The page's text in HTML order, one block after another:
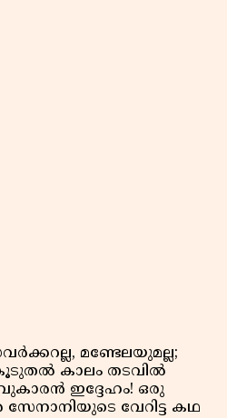
മണ്ടേലയുമല്ല;
കാലം തടവിൽ
ഇദ്ദേഹം! ഒരു
സേനാനിയുടെ വേറിട്ട കഥ